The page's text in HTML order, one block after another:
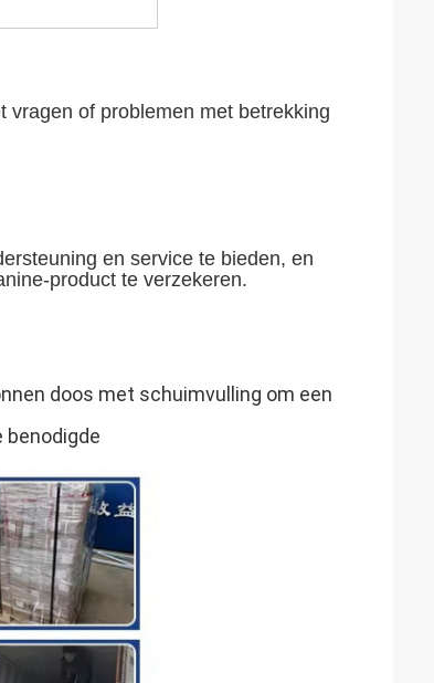
vragen of problemen met betrekking
en service te bieden, en
product te verzekeren.
doos met schuimvulling om een
benodigde